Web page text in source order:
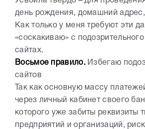
день рождения, домашний
Как только у меня требуют эти
«соскакиваю» с
сайтах.
Восьмое правило.Избегаю
сайтов
Так как основную массу
через личный кабинет своего
которого уже забиты реквизиты
предприятий и организаций,